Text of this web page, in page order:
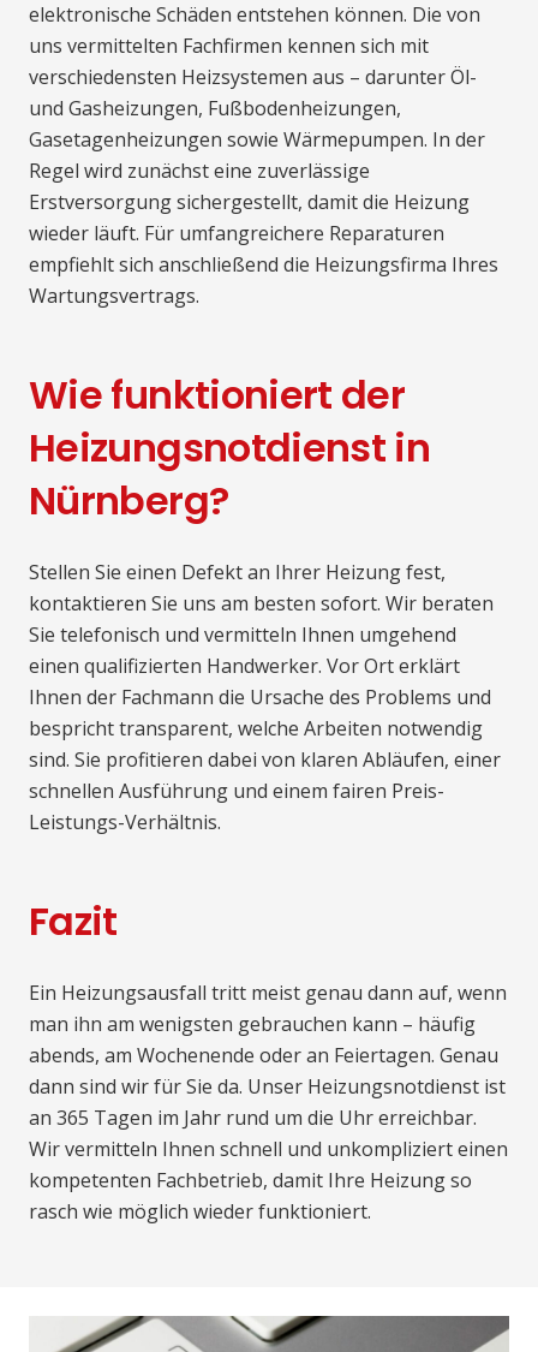
elektronische Schäden entstehen können. Die von
uns vermittelten Fachfirmen kennen sich mit
verschiedensten Heizsystemen aus – darunter Öl-
und Gasheizungen, Fußbodenheizungen,
Gasetagenheizungen sowie Wärmepumpen. In der
Regel wird zunächst eine zuverlässige
Erstversorgung sichergestellt, damit die Heizung
wieder läuft. Für umfangreichere Reparaturen
empfiehlt sich anschließend die Heizungsfirma Ihres
Wartungsvertrags.
Wie funktioniert der
Heizungsnotdienst in
Nürnberg?
Stellen Sie einen Defekt an Ihrer Heizung fest,
kontaktieren Sie uns am besten sofort. Wir beraten
Sie telefonisch und vermitteln Ihnen umgehend
einen qualifizierten Handwerker. Vor Ort erklärt
Ihnen der Fachmann die Ursache des Problems und
bespricht transparent, welche Arbeiten notwendig
sind. Sie profitieren dabei von klaren Abläufen, einer
schnellen Ausführung und einem fairen Preis-
Leistungs-Verhältnis.
Fazit
Ein Heizungsausfall tritt meist genau dann auf, wenn
man ihn am wenigsten gebrauchen kann – häufig
abends, am Wochenende oder an Feiertagen. Genau
dann sind wir für Sie da. Unser Heizungsnotdienst ist
an 365 Tagen im Jahr rund um die Uhr erreichbar.
Wir vermitteln Ihnen schnell und unkompliziert einen
kompetenten Fachbetrieb, damit Ihre Heizung so
rasch wie möglich wieder funktioniert.